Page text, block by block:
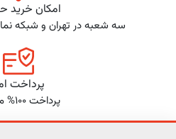
امکان خرید
سه شعبه در تهران و شبکه
پرداخت
پرداخت 100% مطمئن